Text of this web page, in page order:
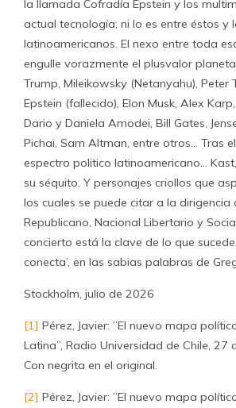
la llamada Cofradía Epstein y los
actual tecnología; ni lo es entre éstos y
latinoamericanos. El nexo entre toda
engulle vorazmente el plusvalor
Trump, Mileikowsky (Netanyahu), Peter
Epstein (fallecido), Elon Musk, Alex
Dario y Daniela Amodei, Bill Gates,
Pichai, Sam Altman, entre otros… Tras
espectro politico latinoamericano…
su séquito. Y personajes criollos que
los cuales se puede citar a la dirigencia
Republicano, Nacional Libertario y
concierto está la clave de lo que
conecta’, en las sabias palabras de
Stockholm, julio de 2026
[1] Pérez, Javier: ”El nuevo mapa
Latina”, Radio Universidad de Chile, 27
Con negrita en el original.
[2] Pérez, Javier: ”El nuevo mapa